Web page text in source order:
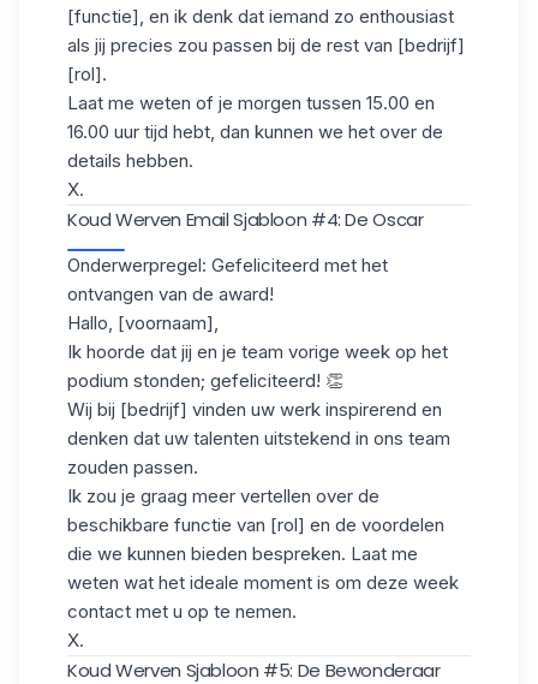
[functie], en ik denk dat iemand zo enthousiast
als jij precies zou passen bij de rest van [bedrijf]
[rol].
Laat me weten of je morgen tussen 15.00 en
16.00 uur tijd hebt, dan kunnen we het over de
details hebben.
X.
Koud Werven Email Sjabloon #4: De Oscar
Onderwerpregel: Gefeliciteerd met het
ontvangen van de award!
Hallo, [voornaam],
Ik hoorde dat jij en je team vorige week op het
podium stonden; gefeliciteerd! 👏
Wij bij [bedrijf] vinden uw werk inspirerend en
denken dat uw talenten uitstekend in ons team
zouden passen.
Ik zou je graag meer vertellen over de
beschikbare functie van [rol] en de voordelen
die we kunnen bieden bespreken. Laat me
weten wat het ideale moment is om deze week
contact met u op te nemen.
X.
Koud Werven Sjabloon #5: De Bewonderaar